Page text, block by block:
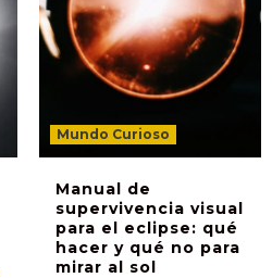
Mundo Curioso
Manual de
supervivencia visual
para el eclipse: qué
hacer y qué no para
mirar al sol